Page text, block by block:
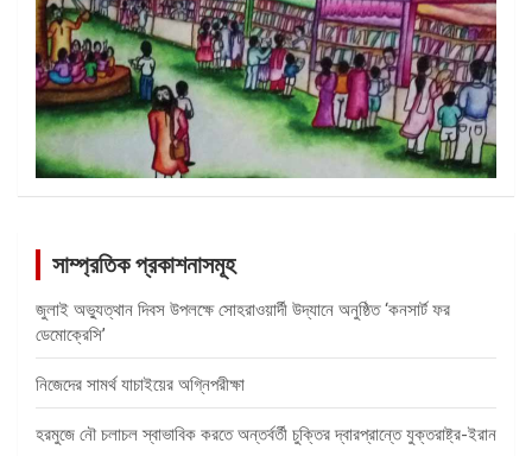
সাম্প্রতিক প্রকাশনাসমূহ
জুলাই অভ্যুত্থান দিবস উপলক্ষে সোহরাওয়ার্দী উদ্যানে অনুষ্ঠিত ‘কনসার্ট ফর
ডেমোক্রেসি’
নিজেদের সামর্থ যাচাইয়ের অগ্নিপরীক্ষা
হরমুজে নৌ চলাচল স্বাভাবিক করতে অন্তর্বর্তী চুক্তির দ্বারপ্রান্তে যুক্তরাষ্ট্র-ইরান